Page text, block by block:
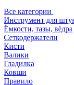
Все категории
Инструмент для
Ёмкости, тазы, вёдра
Сеткодержатели
Кисти
Валики
Гладилка
Ковши
Правило